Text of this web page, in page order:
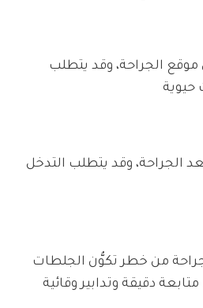
الجراحة، وقد يتطلب
الجراحة، وقد يتطلب التدخل
من خطر تكوُّن الجلطات